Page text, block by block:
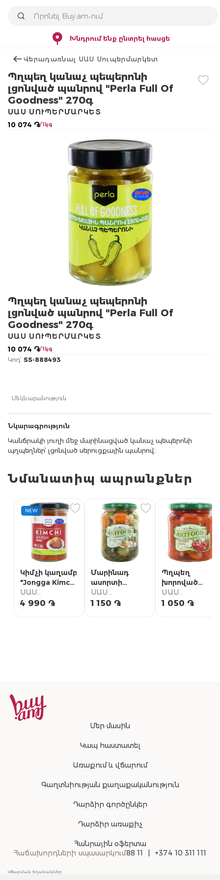
Խնդրում ենք ընտրել հասցե
Վերադառնալ ՍԱՍ Սուպերմարկետ
Պղպեղ կանաչ պեպերոնի
լցոնված պանրով "Perla Full Of
Goodness" 270գ
10 074 ֏/ 1կգ
ՍԱՍ ՍՈՒՊԵՐՄԱՐԿԵՏ
Պղպեղ կանաչ պեպերոնի
լցոնված պանրով "Perla Full Of
Goodness" 270գ
10 074 ֏/ 1կգ
ՍԱՍ ՍՈՒՊԵՐՄԱՐԿԵՏ
Կոդ՝ SS-888493
Մեկնաբանություն
Նկարագրություն
Կանճրակի յուղի մեջ մարինացված կանաչ պեպերոնի
պղպեղներ՝ լցոնված սերուցքային պանրով։
Նմանատիպ ապրանքներ
NEW
Կիմչի կաղամբ
"Jongga Kimchi
Classic" 350գ
ՍԱՍ
Սուպերմարկետ
4 990 ֏
Մարինադ
ասորտի
"Արտֆուդ"
700գ
ՍԱՍ
Սուպերմարկետ
1 150 ֏
Պղպեղ
խորոված
"Արտֆուդ"
470գ
ՍԱՍ
Սուպերմարկետ
1 050 ֏
Մեր մասին
Կապ հաստատել
Առաքում և վճարում
Գաղտնիության քաղաքականություն
Դարձիր գործընկեր
Դարձիր առաքիչ
Հանրային օֆերտա
Հաճախորդների սպասարկում88 11 +374 10 311 111
Վճարման եղանակներ